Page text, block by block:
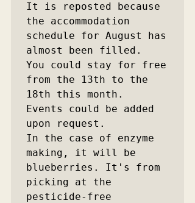
It is reposted because
the accommodation
schedule for August has
almost been filled.
You could stay for free
from the 13th to the
18th this month.
Events could be added
upon request.
In the case of enzyme
making, it will be
blueberries. It's from
picking at the
pesticide-free